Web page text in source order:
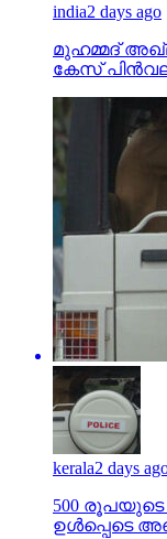
india2 days ago
മുഹമ്മദ്
കേസ്
kerala2 days
500 രൂപയുടെ
ഉള്‍പ്പെടെ